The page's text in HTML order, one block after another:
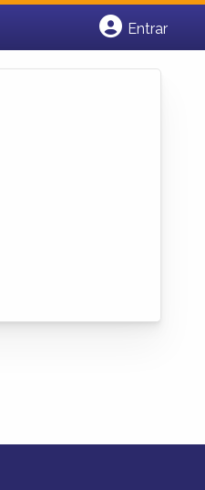
Entrar